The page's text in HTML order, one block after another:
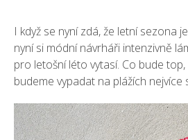
I když se nyní zdá, že letní sezona
nyní si módní návrháři intenzivně
pro letošní léto vytasí. Co bude top,
budeme vypadat na plážích nejvíce